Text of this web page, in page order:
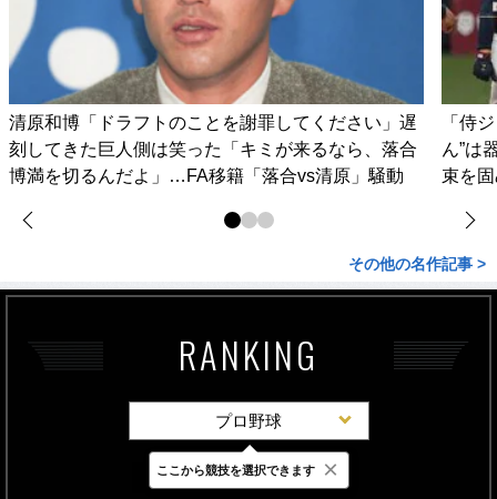
清原和博「ドラフトのことを謝罪してください」遅
刻してきた巨人側は笑った「キミが来るなら、落合
博満を切るんだよ」…FA移籍「落合vs清原」騒動
「侍
ん”は
束を
その他の名作記事 >
RANKING
プロ野球
最新 24時間 週間
ここから競技を選択できます ×